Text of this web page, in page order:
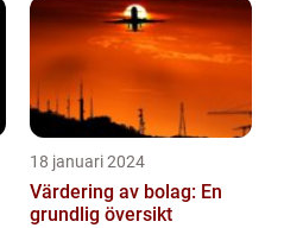
18 januari 2024
Värdering av bolag: En
grundlig översikt